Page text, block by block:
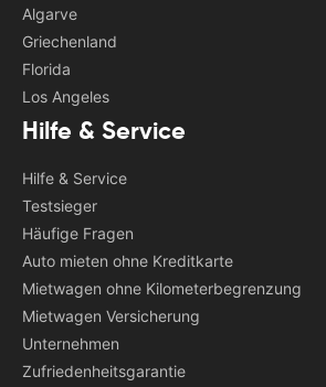
Algarve
Griechenland
Florida
Los Angeles
Hilfe & Service
Hilfe & Service
Testsieger
Häufige Fragen
Auto mieten ohne Kreditkarte
Mietwagen ohne Kilometerbegrenzung
Mietwagen Versicherung
Unternehmen
Zufriedenheitsgarantie